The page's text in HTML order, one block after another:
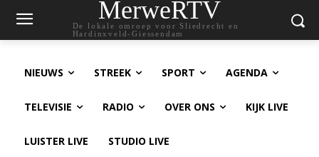
MerweRTV
De lokale omroep voor Sliedrecht en
Hardinxveld-Giessendam
NIEUWS STREEK SPORT AGENDA
TELEVISIE RADIO OVER ONS KIJK LIVE
LUISTER LIVE STUDIO LIVE